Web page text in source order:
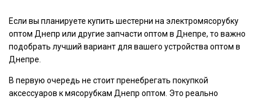
Если вы планируете купить шестерни на электромясорубку
оптом Днепр или другие запчасти оптом в Днепре, то важно
подобрать лучший вариант для вашего устройства оптом в
Днепре.
В первую очередь не стоит пренебрегать покупкой
аксессуаров к мясорубкам Днепр оптом. Это реально